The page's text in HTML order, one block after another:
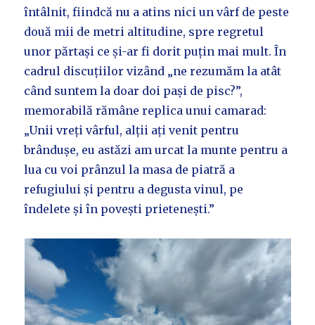
întâlnit, fiindcă nu a atins nici un vârf de peste
două mii de metri altitudine, spre regretul
unor părtași ce și-ar fi dorit puțin mai mult. În
cadrul discuțiilor vizând „ne rezumăm la atât
când suntem la doar doi pași de pisc?”,
memorabilă rămâne replica unui camarad:
„Unii vreți vârful, alții ați venit pentru
brândușe, eu astăzi am urcat la munte pentru a
lua cu voi prânzul la masa de piatră a
refugiului și pentru a degusta vinul, pe
îndelete și în povești prietenești.”